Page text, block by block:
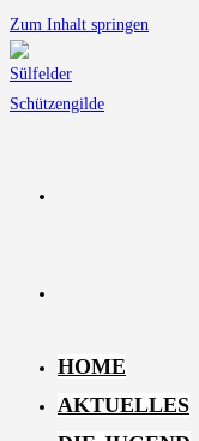
Zum Inhalt springen
HOME
AKTUELLES